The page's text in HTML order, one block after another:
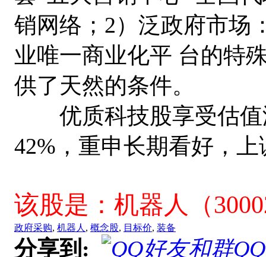
销网络；2）泛政府市场
业唯一商业化平 台的特
供了天然的条件。
优质科技股享受估值
42%，重申长期看好，
该股是：机器人（
政府采购, 机器人 , 概念股, 目标价, 装备
分享到: